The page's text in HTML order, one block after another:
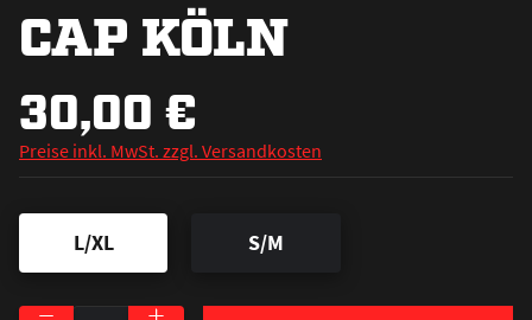
CAP KÖLN
30,00 €
Preise inkl. MwSt. zzgl. Versandkosten
L/XL S/M